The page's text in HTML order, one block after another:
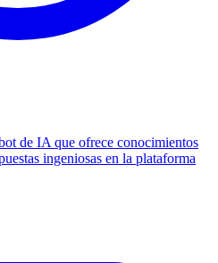
de IA que ofrece conocimientos
ingeniosas en la plataforma